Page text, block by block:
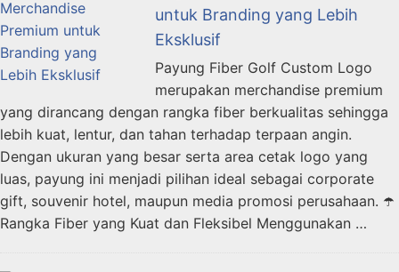
untuk Branding yang Lebih
Eksklusif
Payung Fiber Golf Custom Logo
merupakan merchandise premium
yang dirancang dengan rangka fiber berkualitas sehingga
lebih kuat, lentur, dan tahan terhadap terpaan angin.
Dengan ukuran yang besar serta area cetak logo yang
luas, payung ini menjadi pilihan ideal sebagai corporate
gift, souvenir hotel, maupun media promosi perusahaan. ☂️
Rangka Fiber yang Kuat dan Fleksibel Menggunakan …